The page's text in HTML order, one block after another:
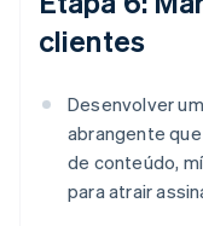
clientes
Desenvolver
abrangente
de conteúdo,
para atrair